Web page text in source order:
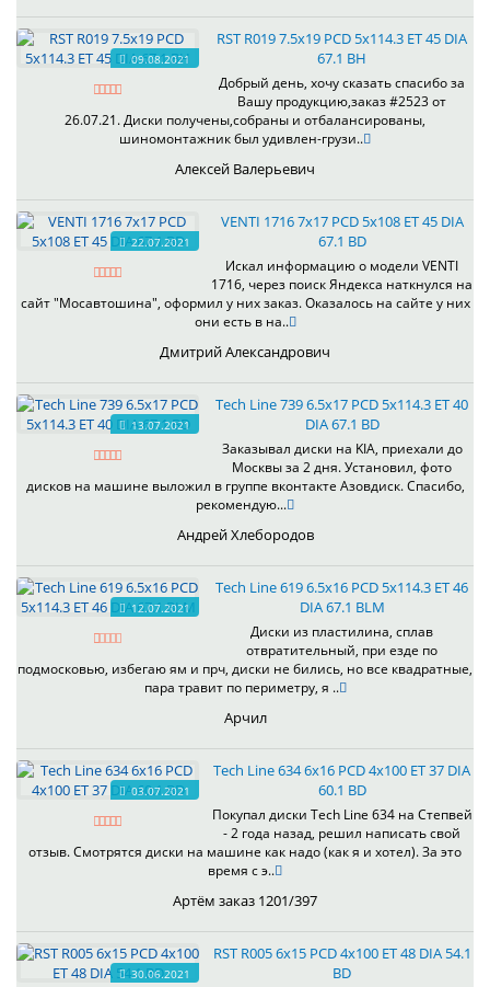
09.08.2021
RST R019 7.5x19 PCD 5x114.3 ET 45 DIA
67.1 BH
Добрый день, хочу сказать спасибо за
Вашу продукцию,заказ #2523 от
26.07.21. Диски получены,собраны и отбалансированы,
шиномонтажник был удивлен-грузи..
Алексей Валерьевич
22.07.2021
VENTI 1716 7x17 PCD 5x108 ET 45 DIA
67.1 BD
Искал информацию о модели VENTI
1716, через поиск Яндекса наткнулся на
сайт "Мосавтошина", оформил у них заказ. Оказалось на сайте у них
они есть в на..
Дмитрий Александрович
13.07.2021
Tech Line 739 6.5x17 PCD 5x114.3 ET 40
DIA 67.1 BD
Заказывал диски на KIA, приехали до
Москвы за 2 дня. Установил, фото
дисков на машине выложил в группе вконтакте Азовдиск. Спасибо,
рекомендую...
Андрей Хлебородов
12.07.2021
Tech Line 619 6.5x16 PCD 5x114.3 ET 46
DIA 67.1 BLM
Диски из пластилина, сплав
отвратительный, при езде по
подмосковью, избегаю ям и прч, диски не бились, но все квадратные,
пара травит по периметру, я ..
Арчил
03.07.2021
Tech Line 634 6x16 PCD 4x100 ET 37 DIA
60.1 BD
Покупал диски Tech Line 634 на Степвей
- 2 года назад, решил написать свой
отзыв. Смотрятся диски на машине как надо (как я и хотел). За это
время с э..
Артём заказ 1201/397
30.06.2021
RST R005 6x15 PCD 4x100 ET 48 DIA 54.1
BD